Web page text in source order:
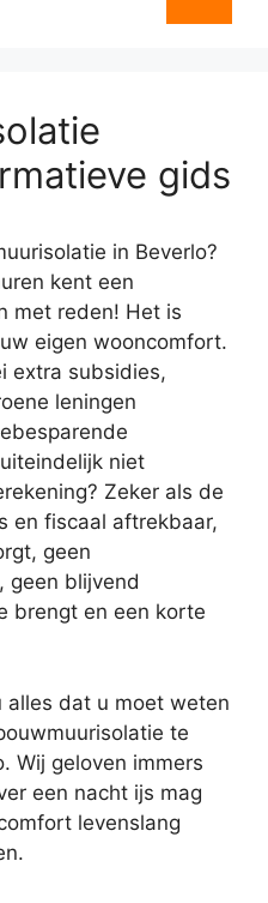
gids
in Beverlo?
kent een
met reden! Het is
eigen wooncomfort.
extra subsidies,
leningen
niet
Zeker als de
en fiscaal aftrekbaar,
geen
geen blijvend
brengt en een korte
alles dat u moet weten
te
Wij geloven immers
een nacht ijs mag
levenslang